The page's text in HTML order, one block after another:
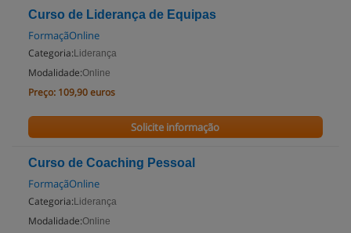
Curso de Liderança de Equipas
FormaçãOnline
Categoria: Liderança
Modalidade:Online
Preço: 109,90 euros
Solicite informação
Curso de Coaching Pessoal
FormaçãOnline
Categoria: Liderança
Modalidade:Online